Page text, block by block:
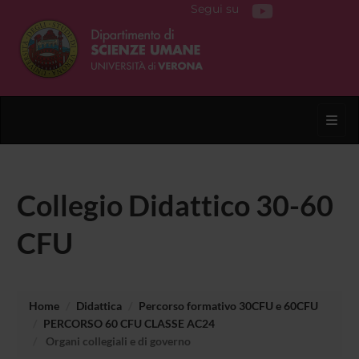
Segui su
Collegio Didattico 30-60
CFU
Home Didattica
Percorso formativo 30CFU e 60CFU
PERCORSO 60 CFU CLASSE AC24
Organi collegiali e di governo